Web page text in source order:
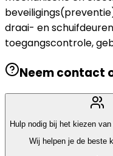
draai- en
toegangscontrole,
Neem contact
Hulp nodig bij het kiezen
Wij helpen je de beste